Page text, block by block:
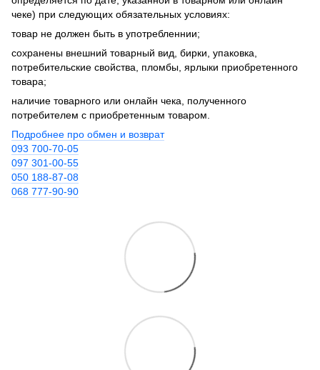
чеке) при следующих обязательных условиях:
товар не должен быть в употребленнии;
сохранены внешний товарный вид, бирки, упаковка,
потребительские свойства, пломбы, ярлыки приобретенного
товара;
наличие товарного или онлайн чека, полученного
потребителем с приобретенным товаром.
Подробнее про обмен и возврат
093 700-70-05
097 301-00-55
050 188-87-08
068 777-90-90